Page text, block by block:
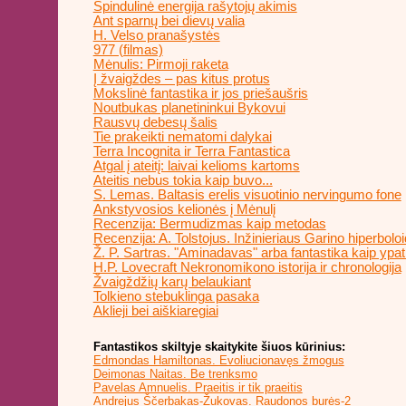
Spindulinė energija rašytojų akimis
Ant sparnų bei dievų valia
H. Velso pranašystės
977 (filmas)
Mėnulis: Pirmoji raketa
Į žvaigždes – pas kitus protus
Mokslinė fantastika ir jos priešaušris
Noutbukas planetininkui Bykovui
Rausvų debesų šalis
Tie prakeikti nematomi dalykai
Terra Incognita ir Terra Fantastica
Atgal į ateitį: laivai kelioms kartoms
Ateitis nebus tokia kaip buvo...
S. Lemas. Baltasis erelis visuotinio nervingumo fone
Ankstyvosios kelionės į Mėnulį
Recenzija: Bermudizmas kaip metodas
Recenzija: A. Tolstojus. Inžinieriaus Garino
Ž. P. Sartras. "Aminadavas" arba fantastika kaip
H.P. Lovecraft Nekronomikono istorija ir chronologija
Žvaigždžių karų belaukiant
Tolkieno stebuklinga pasaka
Aklieji bei aiškiaregiai
Fantastikos skiltyje skaitykite šiuos kūrinius:
Edmondas Hamiltonas. Evoliucionavęs žmogus
Deimonas Naitas. Be trenksmo
Pavelas Amnuelis. Praeitis ir tik praeitis
Andrejus Ščerbakas-Žukovas. Raudonos burės-2